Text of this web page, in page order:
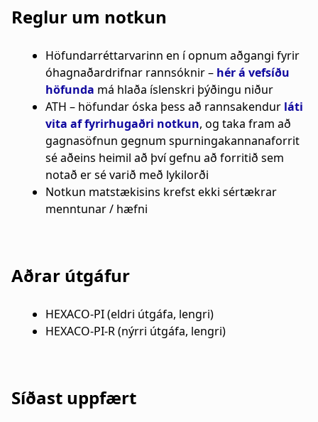
Reglur um notkun
Höfundarréttarvarinn en í opnum aðgangi fyrir
óhagnaðardrifnar rannsóknir – hér á vefsíðu
höfunda má hlaða íslenskri þýðingu niður
ATH – höfundar óska þess að rannsakendur láti
vita af fyrirhugaðri notkun, og taka fram að
gagnasöfnun gegnum spurningakannanaforrit
sé aðeins heimil að því gefnu að forritið sem
notað er sé varið með lykilorði
Notkun matstækisins krefst ekki sértækrar
menntunar / hæfni
Aðrar útgáfur
HEXACO-PI (eldri útgáfa, lengri)
HEXACO-PI-R (nýrri útgáfa, lengri)
Síðast uppfært